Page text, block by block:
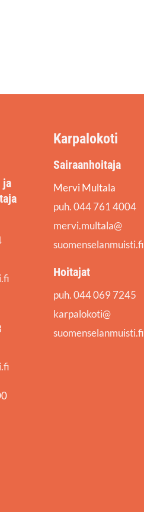
ja
Karpalokoti
Sairaanhoitaja
Mervi Multala
puh. 044 761 4004
mervi.multala@
suomenselanmuisti.fi
Hoitajat
puh. 044 069 7245
karpalokoti@
suomenselanmuisti.fi